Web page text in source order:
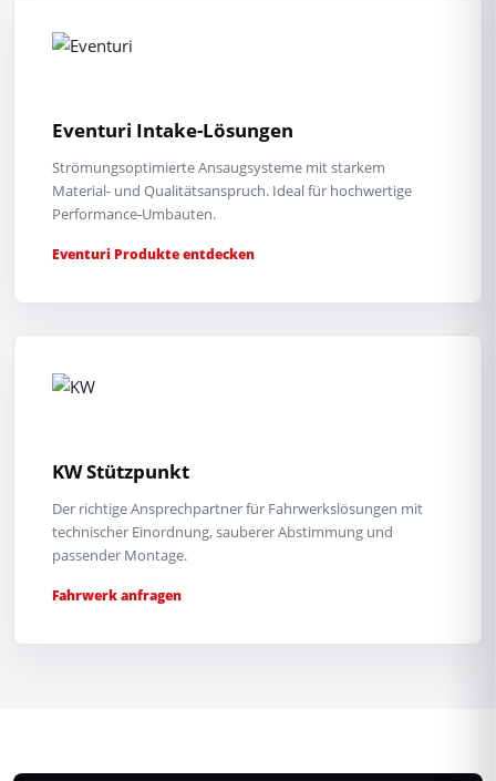
Eventuri Intake-Lösungen
Strömungsoptimierte Ansaugsysteme mit starkem
Material- und Qualitätsanspruch. Ideal für hochwertige
Performance-Umbauten.
Eventuri Produkte entdecken
KW Stützpunkt
Der richtige Ansprechpartner für Fahrwerkslösungen mit
technischer Einordnung, sauberer Abstimmung und
passender Montage.
Fahrwerk anfragen